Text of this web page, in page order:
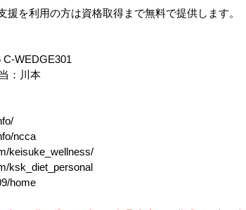
を利用の方は資格取得まで無料で提供します。
WEDGE301
：川本
ncca
keisuke_wellness/
ksk_diet_personal
home